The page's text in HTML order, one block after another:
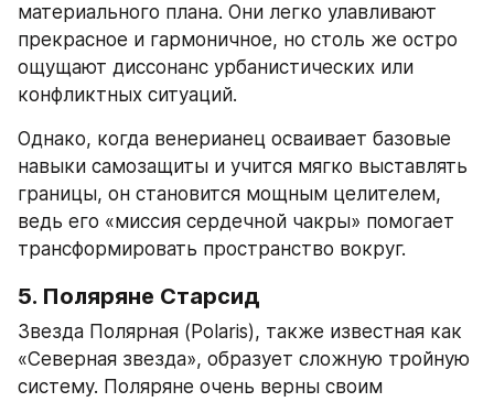
материального плана. Они легко улавливают
прекрасное и гармоничное, но столь же остро
ощущают диссонанс урбанистических или
конфликтных ситуаций.
Однако, когда венерианец осваивает базовые
навыки самозащиты и учится мягко выставлять
границы, он становится мощным целителем,
ведь его «миссия сердечной чакры» помогает
трансформировать пространство вокруг.
5. Поляряне Старсид
Звезда Полярная (Polaris), также известная как
«Северная звезда», образует сложную тройную
систему. Поляряне очень верны своим